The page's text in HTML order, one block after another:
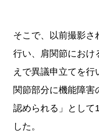
そこで、以前撮影さ
行い、肩関節におけ
えで異議申立てを行
関節部分に機能障
認められる」として
した。